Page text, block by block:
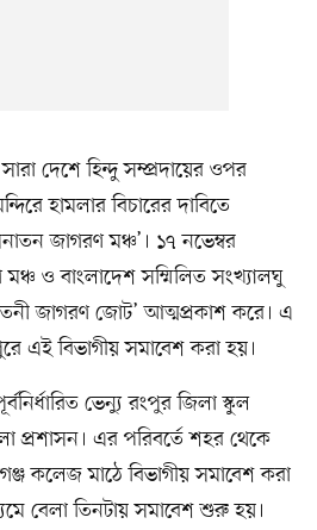
দেশে হিন্দু সম্প্রদায়ের ওপর
হামলার বিচারের দাবিতে
জাগরণ মঞ্চ’। ১৭ নভেম্বর
ও বাংলাদেশ সম্মিলিত সংখ্যালঘু
জাগরণ জোট’ আত্মপ্রকাশ করে। এ
এই বিভাগীয় সমাবেশ করা হয়।
ভেন্যু রংপুর জিলা স্কুল
প্রশাসন। এর পরিবর্তে শহর থেকে
কলেজ মাঠে বিভাগীয় সমাবেশ করা
বেলা তিনটায় সমাবেশ শুরু হয়।